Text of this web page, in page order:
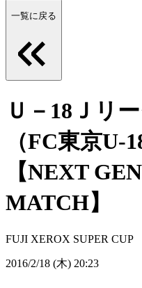
一覧に戻る
Ｕ－18Ｊリ
（FC東京U-
【NEXT
MATCH】
FUJI XEROX SUPER CUP
2016/2/18 (木) 20:23